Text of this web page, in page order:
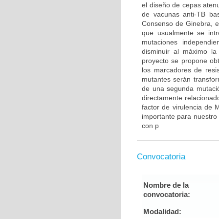
el diseño de cepas
de vacunas anti-TB
Consenso de Ginebra,
que usualmente se
mutaciones
disminuir al máximo
proyecto se propone
los marcadores de
mutantes serán
de una segunda
directamente
factor de virulencia de
importante para
con p
Convocatoria
Nombre de la
convocatoria:
Modalidad: